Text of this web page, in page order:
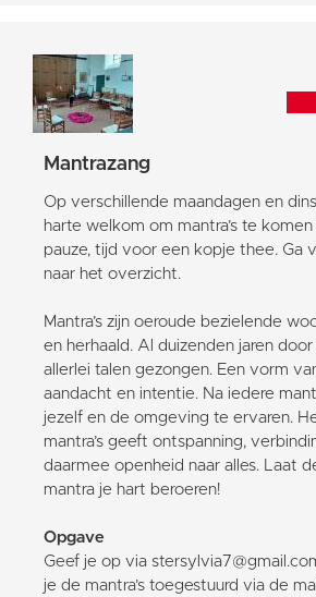
Mantrazang
Op verschillende maandagen en
harte welkom om mantra’s te
pauze, tijd voor een kopje thee. Ga
naar het overzicht.
Mantra’s zijn oeroude bezielende
en herhaald. Al duizenden jaren
allerlei talen gezongen. Een vorm
aandacht en intentie. Na iedere
jezelf en de omgeving te ervaren.
mantra’s geeft ontspanning,
daarmee openheid naar alles. Laat
mantra je hart beroeren!
Opgave
Geef je op via
je de mantra’s toegestuurd via de